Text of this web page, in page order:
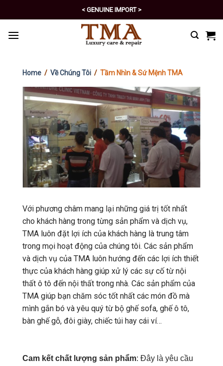
to
content
< GENUINE IMPORT >
< EXCELLENT POLICY >
Home / Về Chúng Tôi / Tầm Nhìn & Sứ Mệnh TMA
Với phương châm mang lại những giá trị tốt nhất
cho khách hàng trong từng sản phẩm và dịch vụ,
TMA luôn đặt lợi ích của khách hàng là trung tâm
trong mọi hoạt động của chúng tôi. Các sản phẩm
và dịch vụ của TMA luôn hướng đến các lợi ích thiết
thực của khách hàng giúp xử lý các sự cố từ nội
thất ô tô đến nội thất trong nhà. Các sản phẩm của
TMA giúp bạn chăm sóc tốt nhất các món đồ mà
mình gắn bó và yêu quý từ bộ ghế sofa, ghế ô tô,
bàn ghế gỗ, đôi giày, chiếc túi hay cái ví…
Cam kết chất l ượng sản phẩm: Đây là yêu cầu